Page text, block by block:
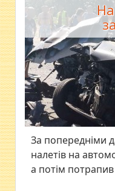
За попередніми
налетів на
а потім потрапив